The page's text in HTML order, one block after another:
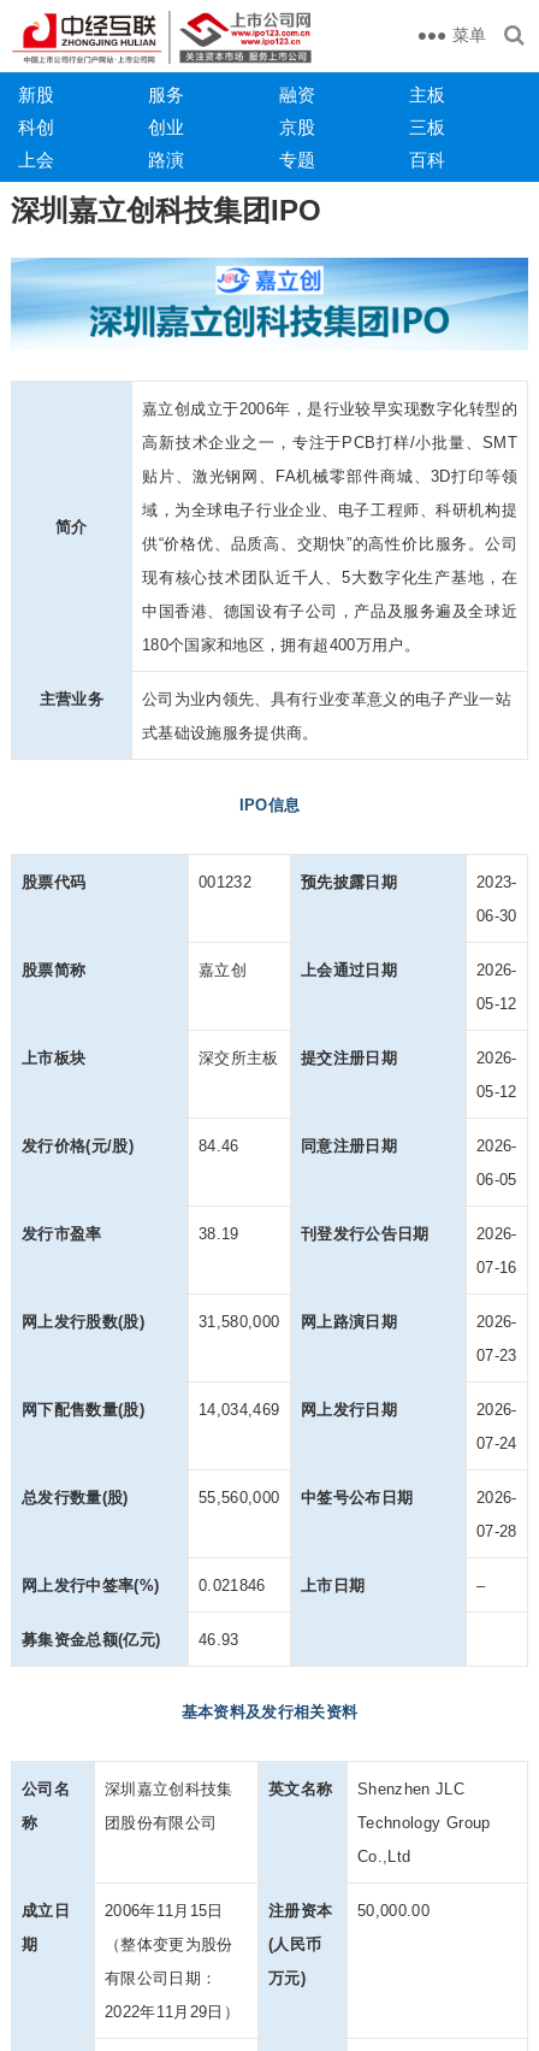
菜单
新股 服务 融资
主板
科创
创业 京股
三板
上会
路演 专题 百科
深圳嘉立创科技集团IPO
简介
嘉立创成立于2006年，是行业较早实现数字化转型的
高新技术企业之一，专注于PCB打样/小批量、SMT
贴片、激光钢网、FA机械零部件商城、3D打印等领
域，为全球电子行业企业、电子工程师、科研机构提
供“价格优、品质高、交期快”的高性价比服务。公司
现有核心技术团队近千人、5大数字化生产基地，在
中国香港、德国设有子公司，产品及服务遍及全球近
180个国家和地区，拥有超400万用户。
主营业务
公司为业内领先、具有行业变革意义的电子产业一站
式基础设施服务提供商。
IPO信息
股票代码 001232 预先披露日期
2023-
06-30
股票简称 嘉立创 上会通过日期
2026-
05-12
上市板块 深交所主板 提交注册日期
2026-
05-12
发行价格(元/股) 84.46 同意注册日期
2026-
06-05
发行市盈率 38.19 刊登发行公告日期
2026-
07-16
网上发行股数(股) 31,580,000 网上路演日期
2026-
07-23
网下配售数量(股) 14,034,469 网上发行日期
2026-
07-24
总发行数量(股) 55,560,000 中签号公布日期
2026-
07-28
网上发行中签率(%) 0.021846 上市日期 –
募集资金总额(亿元) 46.93
基本资料及发行相关资料
公司名
称
深圳嘉立创科技集
团股份有限公司
英文名称
Shenzhen JLC
Technology Group
Co.,Ltd
成立日
期
2006年11月15日
（整体变更为股份
有限公司日期：
2022年11月29日）
注册资本
(人民币
万元)
50,000.00